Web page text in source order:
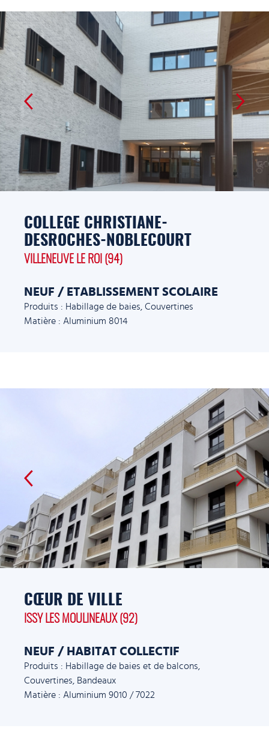
COLLEGE CHRISTIANE-
DESROCHES-NOBLECOURT
VILLENEUVE LE ROI (94)
NEUF / ETABLISSEMENT SCOLAIRE
Produits : Habillage de baies, Couvertines
Matière : Aluminium 8014
CŒUR DE VILLE
ISSY LES MOULINEAUX (92)
NEUF / HABITAT COLLECTIF
Produits : Habillage de baies et de balcons,
Couvertines, Bandeaux
Matière : Aluminium 9010 / 7022